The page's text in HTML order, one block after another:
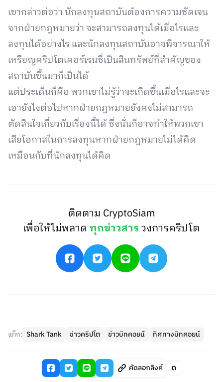
เขากล่าวต่อว่า นักลงทุนสถาบันต้องการความชัดเจน
จากฝ่ายกฎหมายว่า จะสามารถลงทุนได้เมื่อไรและ
ลงทุนได้อย่างไร และนักลงทุนสถาบันอาจพิจารณาให้
เหรียญคริปโตเคอร์เรนซี่เป็นสินทรัพย์ที่สำคัญของ
สถาบันขึ้นมาก็เป็นได้
แต่ประเด็นก็คือ พวกเขาไม่รู้ว่าจะเกิดขึ้นเมื่อไรและจะ
เอายังไงต่อไปหากฝ่ายกฎหมายยังคงไม่สามารถ
ตัดสินใจเกี่ยวกับเรื่องนี้ได้ ซึ่งนั่นก็อาจทำให้พวกเขา
เสียโอกาสในการลงทุนหากฝ่ายกฎหมายไม่ได้คิด
เหมือนกับที่นักลงทุนได้คิด
ติดตาม CryptoSiam
เพื่อให้ไม่พลาดทุกข่าวสารวงการคริปโต
แท็ก: Shark Tank ข่าวคริปโต ข่าวบิทคอยน์ ทิศทางบิทคอยน์
คัดลอกลิงค์